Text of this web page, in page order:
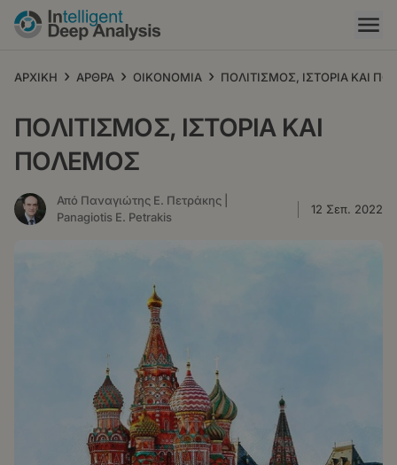
Παράκαμψη
προς
κυρίως
ΑΡΧΙΚΗ › ΑΡΘΡΑ › ΟΙΚΟΝΟΜΙΑ › ΠΟΛΙΤΙΣΜΟΣ, ΙΣΤΟΡΙΑ ΚΑΙ
ΠΟΛΙΤΙΣΜΟΣ, ΙΣΤΟΡΙΑ ΚΑΙ
ΠΟΛΕΜΟΣ
Από Παναγιώτης Ε. Πετράκης |
Panagiotis E. Petrakis
12 Σεπ. 2022